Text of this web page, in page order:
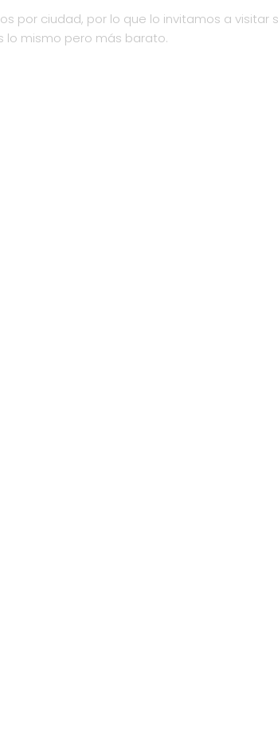
por ciudad, por lo que lo invitamos a visitar
lo mismo pero más barato.